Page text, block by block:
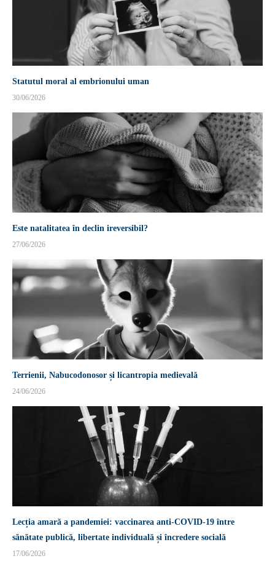
Statutul moral al embrionului uman
30/06/2026
Este natalitatea în declin ireversibil?
27/06/2026
Terrienii, Nabucodonosor și licantropia medievală
24/06/2026
Lecția amară a pandemiei: vaccinarea anti-COVID-19 între
sănătate publică, libertate individuală și încredere socială
17/06/2026